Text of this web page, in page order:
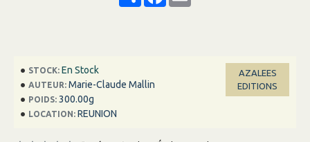
STOCK: En Stock
AUTEUR: Marie-Claude Mallin
POIDS: 300.00g
LOCATION: REUNION
AZALEES
EDITIONS